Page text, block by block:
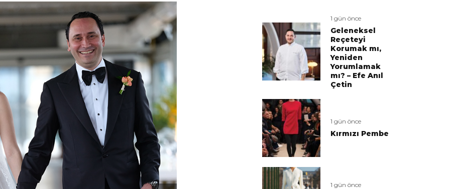
1 gün önce
Geleneksel
Reçeteyi
Korumak mı,
Yeniden
Yorumlamak
mı? – Efe Anıl
Çetin
1 gün önce
Kırmızı Pembe
1 gün önce